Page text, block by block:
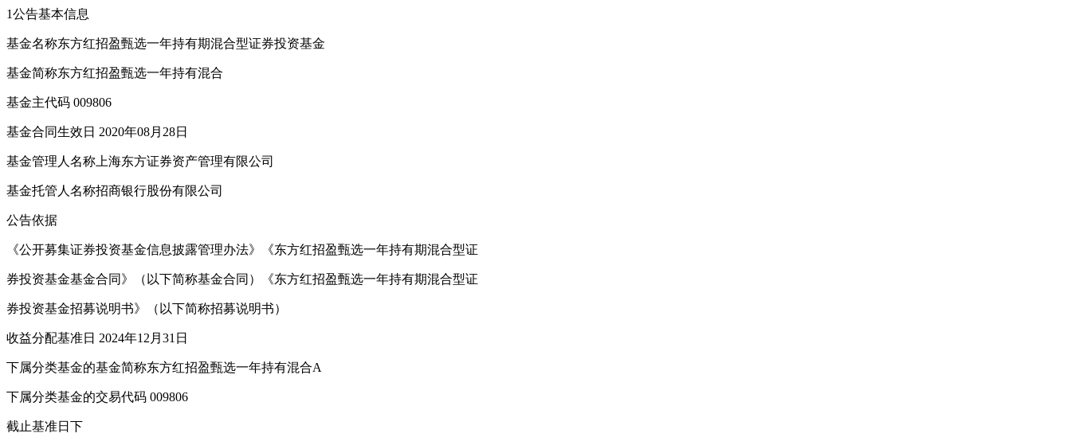
1公告基本信息
基金名称东方红招盈甄选一年持有期混合型证券投资基金
基金简称东方红招盈甄选一年持有混合
基金主代码 009806
基金合同生效日 2020年08月28日
基金管理人名称上海东方证券资产管理有限公司
基金托管人名称招商银行股份有限公司
公告依据
《公开募集证券投资基金信息披露管理办法》《东方红招盈甄选一年持有期混合型证
券投资基金基金合同》（以下简称基金合同）《东方红招盈甄选一年持有期混合型证
券投资基金招募说明书》（以下简称招募说明书）
收益分配基准日 2024年12月31日
下属分类基金的基金简称东方红招盈甄选一年持有混合A
下属分类基金的交易代码 009806
截止基准日下